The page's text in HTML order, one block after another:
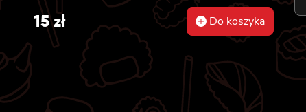
15zł Do koszyka